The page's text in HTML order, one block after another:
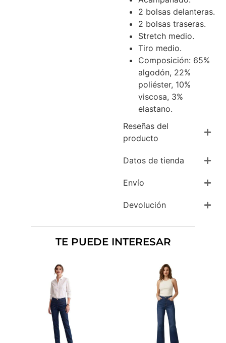
2 bolsas delanteras.
2 bolsas traseras.
Stretch medio.
Tiro medio.
Composición: 65%
algodón, 22%
poliéster, 10%
viscosa, 3%
elastano.
Reseñas del
producto
Datos de tienda
Envío
Devolución
TE PUEDE INTERESAR